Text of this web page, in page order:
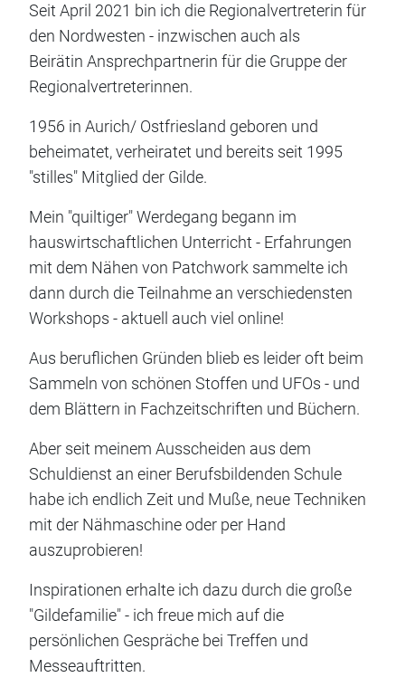
Seit April 2021 bin ich die Regionalvertreterin für
den Nordwesten - inzwischen auch als
Beirätin Ansprechpartnerin für die Gruppe der
Regionalvertreterinnen.
1956 in Aurich/ Ostfriesland geboren und
beheimatet, verheiratet und bereits seit 1995
"stilles" Mitglied der Gilde.
Mein "quiltiger" Werdegang begann im
hauswirtschaftlichen Unterricht - Erfahrungen
mit dem Nähen von Patchwork sammelte ich
dann durch die Teilnahme an verschiedensten
Workshops - aktuell auch viel online!
Aus beruflichen Gründen blieb es leider oft beim
Sammeln von schönen Stoffen und UFOs - und
dem Blättern in Fachzeitschriften und Büchern.
Aber seit meinem Ausscheiden aus dem
Schuldienst an einer Berufsbildenden Schule
habe ich endlich Zeit und Muße, neue Techniken
mit der Nähmaschine oder per Hand
auszuprobieren!
Inspirationen erhalte ich dazu durch die große
"Gildefamilie" - ich freue mich auf die
persönlichen Gespräche bei Treffen und
Messeauftritten.